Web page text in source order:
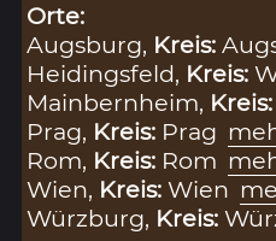
Orte:
Augsburg, Kreis:
Heidingsfeld, Kreis:
Mainbernheim, Kreis:
Prag, Kreis: Prag
Rom, Kreis: Rom
Wien, Kreis:Wien
Würzburg, Kreis: